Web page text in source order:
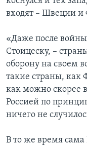
входят – Швеции
«Даже после войны
Стоицеску, –
оборону на своем
такие страны, как
как можно скорее
Россией по
ничего не
В то же время